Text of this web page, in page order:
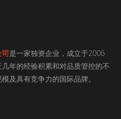
是一家独资企业，成立于2006
年的经验积累和对品质管控的不
及具有竞争力的国际品牌。